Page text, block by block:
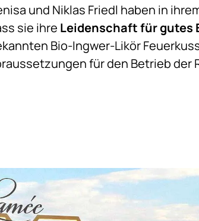
und Niklas Friedl haben in
sie ihre Leidenschaft für gutes
Bio-Ingwer-Likör
für den Betrieb der